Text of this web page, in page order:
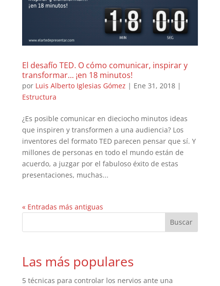
El desafío TED. O cómo comunicar, inspirar y
transformar… ¡en 18 minutos!
por Luis Alberto Iglesias Gómez | Ene 31, 2018|
Estructura
¿Es posible comunicar en dieciocho minutos ideas
que inspiren y transformen a una audiencia? Los
inventores del formato TED parecen pensar que sí. Y
millones de personas en todo el mundo están de
acuerdo, a juzgar por el fabuloso éxito de estas
presentaciones, muchas...
« Entradas más antiguas
Las más populares
5 técnicas para controlar los nervios ante una